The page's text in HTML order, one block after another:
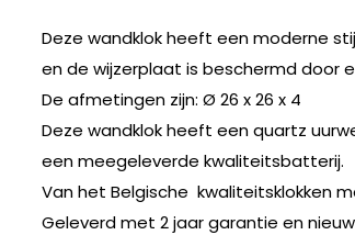
Deze wandklok heeft een moderne
en de wijzerplaat is beschermd door
De afmetingen zijn: Ø 26 x 26 x 4
Deze wandklok heeft een quartz
een meegeleverde kwaliteitsbatterij.
Van het Belgische kwaliteitsklokken
Geleverd met 2 jaar garantie en